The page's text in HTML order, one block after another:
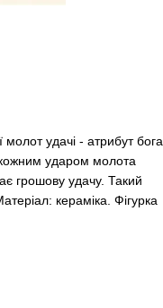
удачі - атрибут бога
ударом молота
грошову удачу. Такий
кераміка. Фігурка